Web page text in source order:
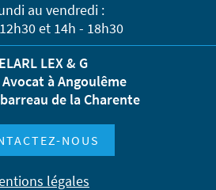
au vendredi :
et 14h - 18h30
LEX & G
à Angoulême
de la Charente
NOUS
légales